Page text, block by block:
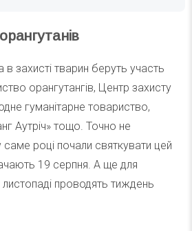
захисті тварин беруть участь
орангутангів, Центр захисту
гуманітарне товариство,
Аутріч» тощо. Точно не
році почали святкувати цей
19 серпня. А ще для
проводять тиждень